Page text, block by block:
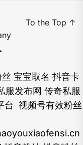
To the Top ↑
宝宝取名 抖音卡
服发布网 传奇私服
台 视频号有效粉丝